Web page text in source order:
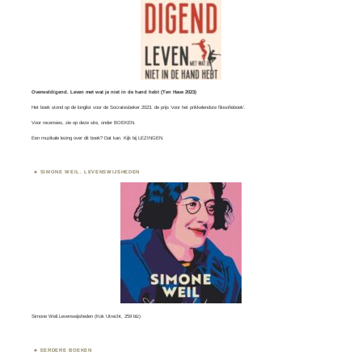
Overweldigend. Leven met wat je niet in de hand hebt (Ten Have 2023)
Het boek stond op de longlist voor deSocratesbeker 2023, de prijs ‘voor het prikkelendste filosofieboek’.
Voor recensies, zie op deze site, onderBOEKEN
Een muzikale lezing over dit boek? Dat kan. Kijk bijLEZINGEN.
SIMONE WEIL. LEVENSWIJSHEDEN
Simone Weil.Levenswijsheden (Kok Utrecht, 259 blz)
EERDERE BOEKEN